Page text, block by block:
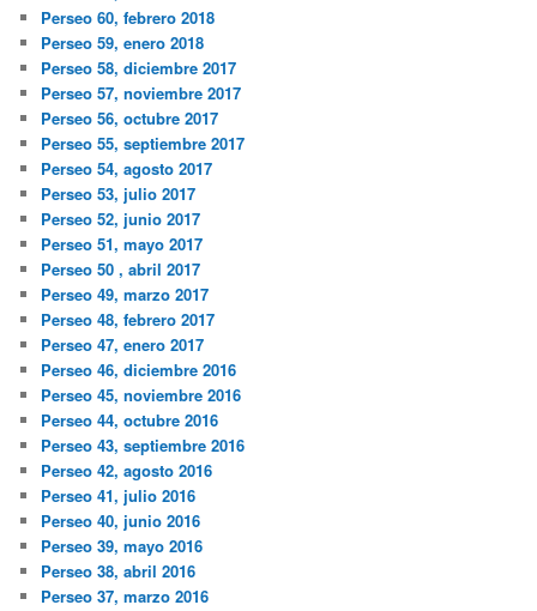
Perseo 60, febrero 2018
Perseo 59, enero 2018
Perseo 58, diciembre 2017
Perseo 57, noviembre 2017
Perseo 56, octubre 2017
Perseo 55, septiembre 2017
Perseo 54, agosto 2017
Perseo 53, julio 2017
Perseo 52, junio 2017
Perseo 51, mayo 2017
Perseo 50 , abril 2017
Perseo 49, marzo 2017
Perseo 48, febrero 2017
Perseo 47, enero 2017
Perseo 46, diciembre 2016
Perseo 45, noviembre 2016
Perseo 44, octubre 2016
Perseo 43, septiembre 2016
Perseo 42, agosto 2016
Perseo 41, julio 2016
Perseo 40, junio 2016
Perseo 39, mayo 2016
Perseo 38, abril 2016
Perseo 37, marzo 2016